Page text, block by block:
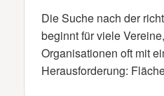
Die Suche nach der
beginnt für viele
Organisationen oft mit
Herausforderung: